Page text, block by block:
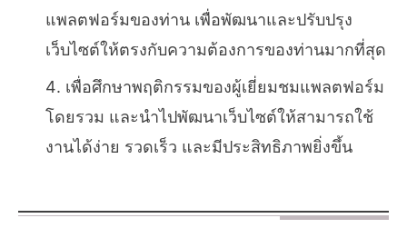
แพลตฟอร์มของท่าน เพื่อพัฒนาและปรับปรุง
เว็บไซต์ให้ตรงกับความต้องการของท่านมากที่สุด
เพื่อศึกษาพฤติกรรมของผู้เยี่ยมชมแพลตฟอร์ม
โดยรวม และนำไปพัฒนาเว็บไซต์ให้สามารถใช้
งานได้ง่าย รวดเร็ว และมีประสิทธิภาพยิ่งขึ้น